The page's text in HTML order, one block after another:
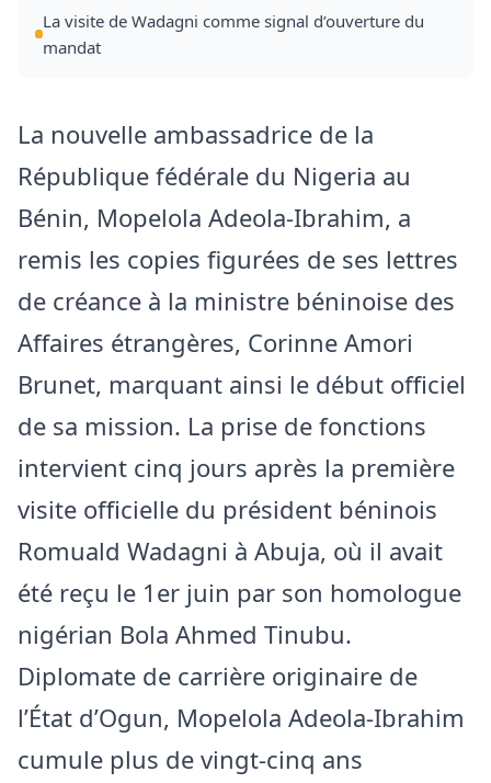
La visite de Wadagni comme signal d’ouverture du
mandat
La nouvelle ambassadrice de la
République fédérale du Nigeria au
Bénin, Mopelola Adeola-Ibrahim, a
remis les copies figurées de ses lettres
de créance à la ministre béninoise des
Affaires étrangères, Corinne Amori
Brunet, marquant ainsi le début officiel
de sa mission. La prise de fonctions
intervient cinq jours après la première
visite officielle du président béninois
Romuald Wadagni à Abuja, où il avait
été reçu le 1er juin par son homologue
nigérian Bola Ahmed Tinubu.
Diplomate de carrière originaire de
l’État d’Ogun, Mopelola Adeola-Ibrahim
cumule plus de vingt-cinq ans